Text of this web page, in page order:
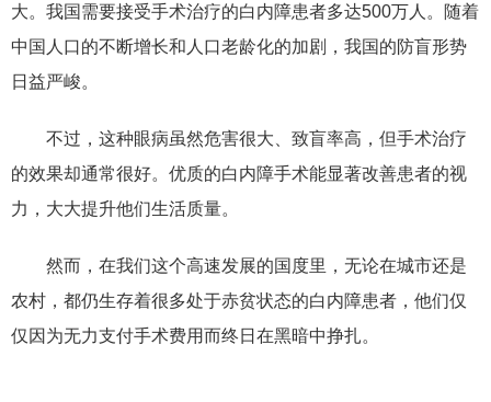
大。我国需要接受手术治疗的白内障患者多达500万人。随着
中国人口的不断增长和人口老龄化的加剧，我国的防盲形势
日益严峻。
不过，这种眼病虽然危害很大、致盲率高，但手术治疗
的效果却通常很好。优质的白内障手术能显著改善患者的视
力，大大提升他们生活质量。
然而，在我们这个高速发展的国度里，无论在城市还是
农村，都仍生存着很多处于赤贫状态的白内障患者，他们仅
仅因为无力支付手术费用而终日在黑暗中挣扎。